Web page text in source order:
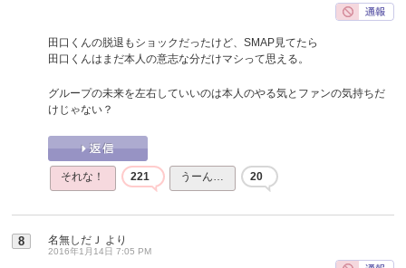
田口くんの脱退もショックだったけど、SMAP見てたら
田口くんはまだ本人の意志な分だけマシって思える。
グループの未来を左右していいのは本人のやる気とファンの気持ちだ
けじゃない？
それな！ 221 うーん… 20
8 名無しだＪ より
2016年1月14日 7:05 PM